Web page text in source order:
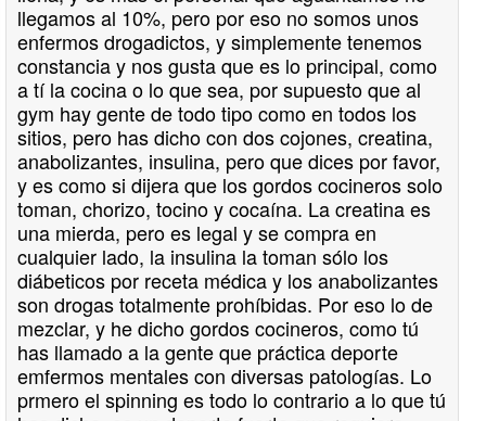
llegamos al 10%, pero por eso no somos unos
enfermos drogadictos, y simplemente tenemos
constancia y nos gusta que es lo principal, como
a tí la cocina o lo que sea, por supuesto que al
gym hay gente de todo tipo como en todos los
sitios, pero has dicho con dos cojones, creatina,
anabolizantes, insulina, pero que dices por favor,
y es como si dijera que los gordos cocineros solo
toman, chorizo, tocino y cocaína. La creatina es
una mierda, pero es legal y se compra en
cualquier lado, la insulina la toman sólo los
diábeticos por receta médica y los anabolizantes
son drogas totalmente prohíbidas. Por eso lo de
mezclar, y he dicho gordos cocineros, como tú
has llamado a la gente que práctica deporte
emfermos mentales con diversas patologías. Lo
prmero el spinning es todo lo contrario a lo que tú